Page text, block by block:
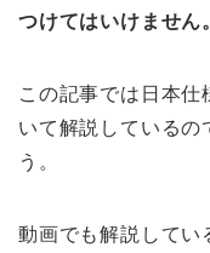
つけてはいけません
この記事では日本
いて解説しているの
う。
動画でも解説してい